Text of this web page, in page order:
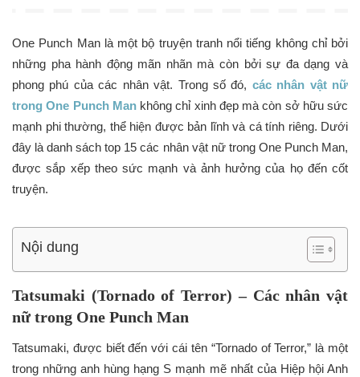
One Punch Man là một bộ truyện tranh nổi tiếng không chỉ bởi
những pha hành động mãn nhãn mà còn bởi sự đa dạng và
phong phú của các nhân vật. Trong số đó, các nhân vật nữ
trong One Punch Mankhông chỉ xinh đẹp mà còn sở hữu sức
mạnh phi thường, thể hiện được bản lĩnh và cá tính riêng. Dưới
đây là danh sách top 15 các nhân vật nữ trong One Punch Man,
được sắp xếp theo sức mạnh và ảnh hưởng của họ đến cốt
truyện.
Nội dung
Tatsumaki (Tornado of Terror) – Các nhân vật
nữ trong One Punch Man
Tatsumaki, được biết đến với cái tên “Tornado of Terror,” là một
trong những anh hùng hạng S mạnh mẽ nhất của Hiệp hội Anh